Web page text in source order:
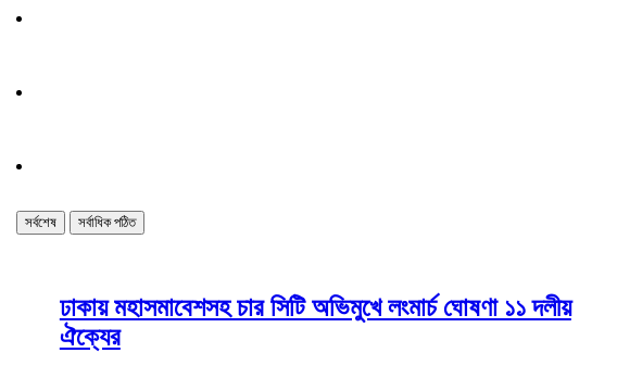
সর্বশেষ সর্বাধিক পঠিত
ঢাকায় মহাসমাবেশসহ চার সিটি অভিমুখে লংমার্চ ঘোষণা ১১ দলীয়
ঐক্যের